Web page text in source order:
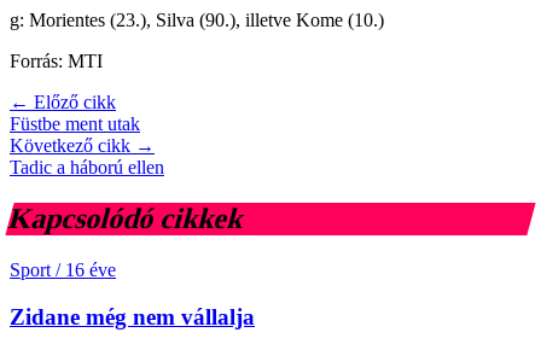
g: Morientes (23.), Silva (90.), illetve Kome (10.)
Forrás: MTI
← Előző cikk
Füstbe ment utak
Következő cikk →
Tadic a háború ellen
Kapcsolódó cikkek
Sport / 16 éve
Zidane még nem vállalja